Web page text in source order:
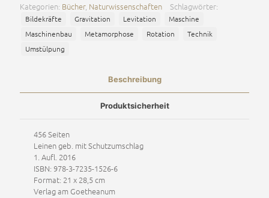
Kategorien: Bücher, Naturwissenschaften Schlagwörter:
Bildekräfte Gravitation Levitation
Maschine
Maschinenbau
Metamorphose Rotation
Technik
Umstülpung
Beschreibung
Produktsicherheit
456 Seiten
Leinen geb. mit Schutzumschlag
1. Aufl. 2016
ISBN: 978-3-7235-1526-6
Format: 21 x 28,5 cm
Verlag am Goetheanum